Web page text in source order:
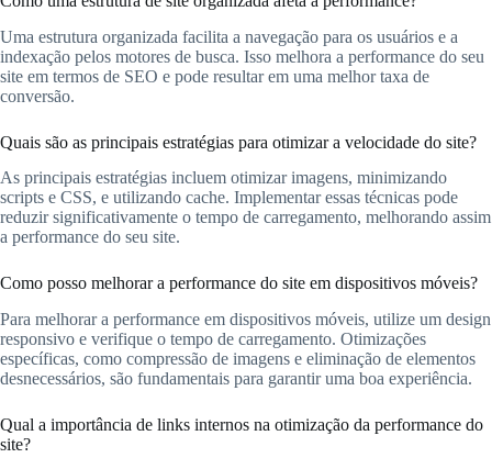
Uma estrutura organizada facilita a navegação para os usuários e a
indexação pelos motores de busca. Isso melhora a performance do seu
site em termos de SEO e pode resultar em uma melhor taxa de
conversão.
Quais são as principais estratégias para otimizar a velocidade do site?
As principais estratégias incluem otimizar imagens, minimizando
scripts e CSS, e utilizando cache. Implementar essas técnicas pode
reduzir significativamente o tempo de carregamento, melhorando assim
a performance do seu site.
Como posso melhorar a performance do site em dispositivos móveis?
Para melhorar a performance em dispositivos móveis, utilize um design
responsivo e verifique o tempo de carregamento. Otimizações
específicas, como compressão de imagens e eliminação de elementos
desnecessários, são fundamentais para garantir uma boa experiência.
Qual a importância de links internos na otimização da performance do
site?